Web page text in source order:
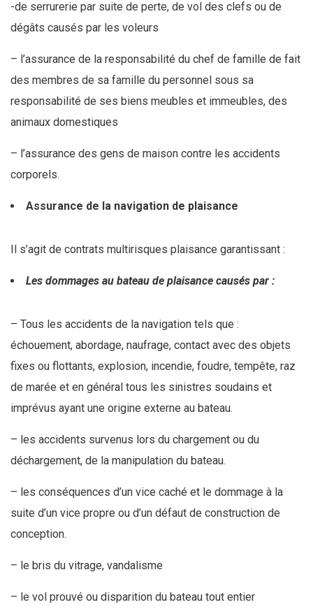
-de serrurerie par suite de perte, de vol des clefs ou de
dégâts causés par les voleurs
– l’assurance de la responsabilité du chef de famille de fait
des membres de sa famille du personnel sous sa
responsabilité de ses biens meubles et immeubles, des
animaux domestiques
– l’assurance des gens de maison contre les accidents
corporels.
Assurance de la navigation de plaisance
Il s’agit de contrats multirisques plaisance garantissant :
Les dommages au bateau de plaisance causés par :
– Tous les accidents de la navigation tels que :
échouement, abordage, naufrage, contact avec des objets
fixes ou flottants, explosion, incendie, foudre, tempête, raz
de marée et en général tous les sinistres soudains et
imprévus ayant une origine externe au bateau.
– les accidents survenus lors du chargement ou du
déchargement, de la manipulation du bateau.
– les conséquences d’un vice caché et le dommage à la
suite d’un vice propre ou d’un défaut de construction de
conception.
– le bris du vitrage, vandalisme
– le vol prouvé ou disparition du bateau tout entier